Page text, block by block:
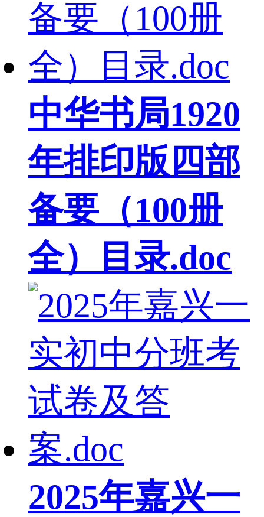
中华书局1920
年排印版四部
备要（100册
全）目录.doc
2025年嘉兴一